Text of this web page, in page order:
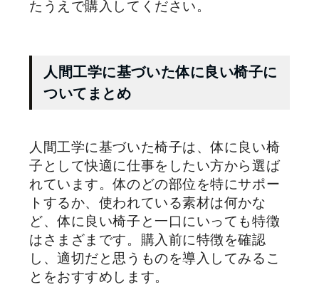
たうえで購入してください。
人間工学に基づいた体に良い椅子に
ついてまとめ
人間工学に基づいた椅子は、体に良い椅
子として快適に仕事をしたい方から選ば
れています。体のどの部位を特にサポー
トするか、使われている素材は何かな
ど、体に良い椅子と一口にいっても特徴
はさまざまです。購入前に特徴を確認
し、適切だと思うものを導入してみるこ
とをおすすめします。